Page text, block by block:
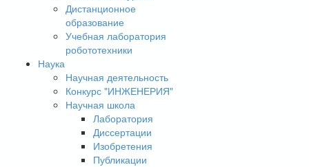
Дистанционное
образование
Учебная лаборатория
робототехники
Наука
Научная деятельность
Конкурс "ИНЖЕНЕРИЯ"
Научная школа
Лаборатория
Диссертации
Изобретения
Публикации